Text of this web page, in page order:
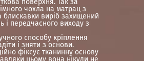
чохла на матрац з
блискавки виріб захищений
і передчасного виходу з
способу кріплення
і зняти з основи.
фіксує тканинну основу
цьому вона нікуди не